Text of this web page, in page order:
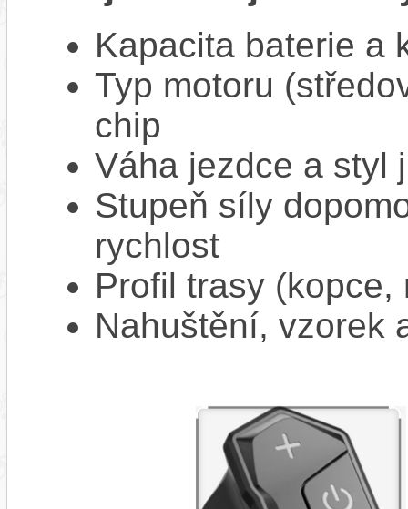
Kapacita baterie a
Typ motoru
chip
Váha jezdce a styl
Stupeň síly
rychlost
Profil trasy
Nahuštění, vzorek